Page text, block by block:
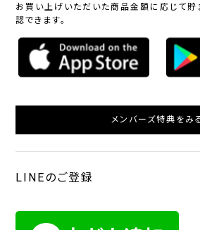
お買い上げいただいた商品金額に応じて貯
認できます。
メンバーズ特典をみ
LINEのご登録